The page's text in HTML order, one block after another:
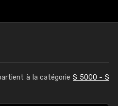
à la catégorieS 5000 - S